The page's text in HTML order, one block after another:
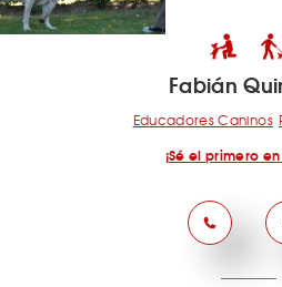
Fabián
Educadores Caninos
¡Sé el primero